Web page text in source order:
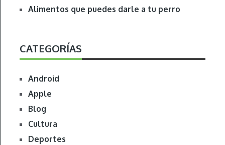
Alimentos que puedes darle a tu perro
CATEGORÍAS
Android
Apple
Blog
Cultura
Deportes